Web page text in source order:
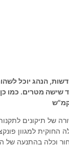
הנהג יוכל
שישה מטרים. כמו
של תיקונים
למגוון
וכלה בהתנעה של